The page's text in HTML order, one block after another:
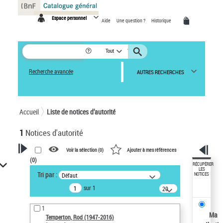
Espace personnel Aide Une question ? Historique
Tout
Recherche avancée AUTRES RECHERCHES
Accueil Liste de notices d’autorité
1 Notices d'autorité
VOTRE RECHERCHE
Recherche avancée dans les
notices d’autorité
Œuvres liées à l'auteur :
Temperton, Rod (1947-2016)
Voir la sélection (0) Ajouter à mes références
(0)
Tri par : Défaut
sur 1
20
résultats/page
1
Temperton, Rod (1947-2016)
RÉCUPÉRER
LES
NOTICES
Ma
Panneau de gestion des cookies